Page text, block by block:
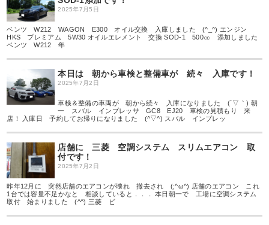
2025年7月5日
ベンツ W212 WAGON E300 オイル交換 入庫しました (^_^) エンジン
HKS プレミアム 5W30 オイルエレメント 交換 SOD-1 500㏄ 添加しました
ベンツ W212 年
本日は 朝から車検と整備車が 続々 入庫です！
2025年7月2日
車検＆整備の車両が 朝から続々 入庫になりました (´▽｀) 朝
一 スバル インプレッサ GC8 EJ20 車検の見積もり 来
店！ 入庫日 予約してお帰りになりました (^▽^) スバル インプレッ
店舗に 三菱 空調システム スリムエアコン 取
付です！
2025年7月2日
昨年12月に 突然店舗のエアコンが壊れ 撤去され (;^ω^) 店舗のエアコン これ
1台では容量不足かなと 相談していると．．． 本日朝一で 工場に空調システム
取付 始まりました (^^) 三菱 ビ